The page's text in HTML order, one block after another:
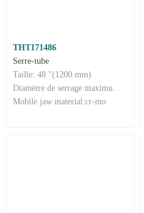
THT171486
Serre-tube
Taille: 48 "(1200 mm)
Diamètre de serrage maximum : 110 mm
Mobile jaw material:cr-mo